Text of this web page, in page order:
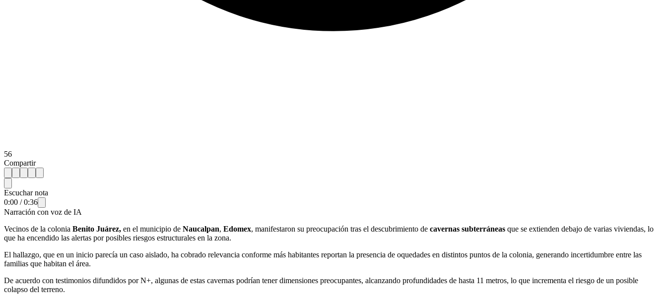
56
Compartir
Escuchar nota
0:00 /0:36
Narración con voz de IA
Vecinos de la colonia Benito Juárez, en el municipio de Naucalpan, Edomex, manifestaron su preocupación tras el descubrimiento de cavernas subterráneas que se extienden debajo de varias viviendas, lo
que ha encendido las alertas por posibles riesgos estructurales en la zona.
El hallazgo, que en un inicio parecía un caso aislado, ha cobrado relevancia conforme más habitantes reportan la presencia de oquedades en distintos puntos de la colonia, generando incertidumbre entre las
familias que habitan el área.
De acuerdo con testimonios difundidos por N+, algunas de estas cavernas podrían tener dimensiones preocupantes, alcanzando profundidades de hasta 11 metros, lo que incrementa el riesgo de un posible
colapso del terreno.